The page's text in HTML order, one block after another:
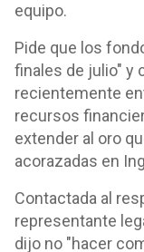
equipo.
Pide que los
finales de julio" y
recientemente
recursos
extender al oro
acorazadas en
Contactada al
representante
dijo no "hacer